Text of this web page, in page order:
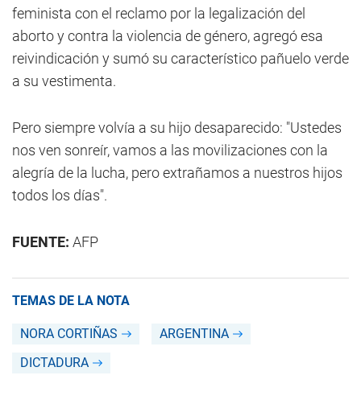
feminista con el reclamo por la legalización del
aborto y contra la violencia de género, agregó esa
reivindicación y sumó su característico pañuelo verde
a su vestimenta.
Pero siempre volvía a su hijo desaparecido: "Ustedes
nos ven sonreír, vamos a las movilizaciones con la
alegría de la lucha, pero extrañamos a nuestros hijos
todos los días".
FUENTE: AFP
TEMAS DE LA NOTA
NORA CORTIÑAS
ARGENTINA
DICTADURA